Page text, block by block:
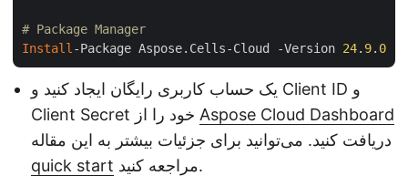
# Package Manager
Install -Package Aspose.Cells-Cloud -Version 24. 9. 0
یک حساب کاربری رایگان ایجاد کنید و Client ID و
Aspose Cloud Dashboard
دریافت کنید. می‌توانید برای جزئیات بیشتر به این مقاله
quick start
مراجعه کنید.